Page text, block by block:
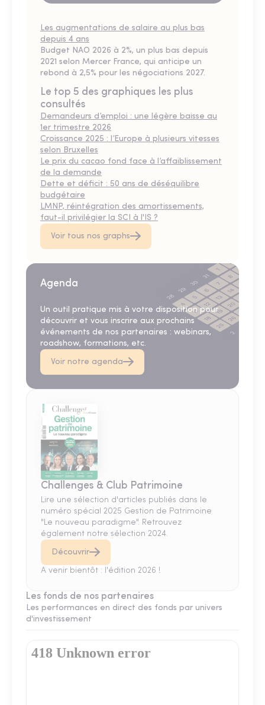
Les augmentations de salaire au plus bas
depuis 4 ans
Budget NAO 2026 à 2%, un plus bas depuis
2021 selon Mercer France, qui anticipe un
rebond à 2,5% pour les négociations 2027.
Le top 5 des graphiques les plus
consultés
Demandeurs d’emploi : une légère baisse au
1er trimestre 2026
Croissance 2025 : l’Europe à plusieurs vitesses
selon Bruxelles
Le prix du cacao fond face à l’affaiblissement
de la demande
Dette et déficit : 50 ans de déséquilibre
budgétaire
LMNP, réintégration des amortissements,
faut-il privilégier la SCI à l'IS ?
Voir tous nos graphs
Agenda
Un outil pratique mis à votre disposition pour
découvrir et vous inscrire aux prochains
événements de nos partenaires : webinars,
roadshow, formations, etc.
Voir notre agenda
Challenges & Club Patrimoine
Lire une sélection d'articles publiés dans le
numéro spécial 2025 Gestion de Patrimoine
"Le nouveau paradigme". Retrouvez
également notre sélection 2024.
Découvrir
A venir bientôt : l'édition 2026 !
Les fonds de nos partenaires
Les performances en direct des fonds par univers
d'investissement